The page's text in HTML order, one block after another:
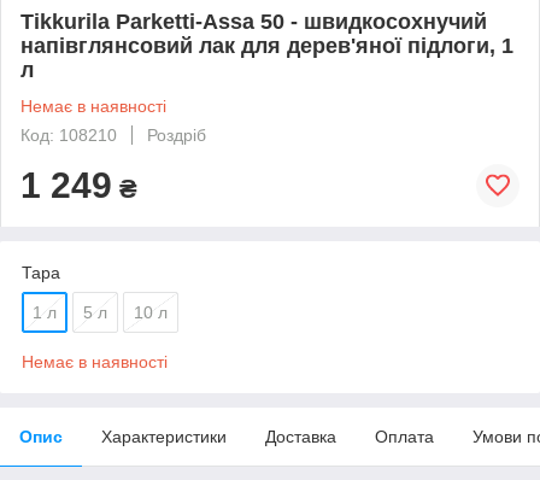
Tikkurila Parketti-Assa 50 - швидкосохнучий
напівглянсовий лак для дерев'яної підлоги, 1
л
Немає в наявності
Код: 108210
Роздріб
1 249 ₴
Тара
1 л 5 л 10 л
Немає в наявності
Опис Характеристики Доставка Оплата Умови